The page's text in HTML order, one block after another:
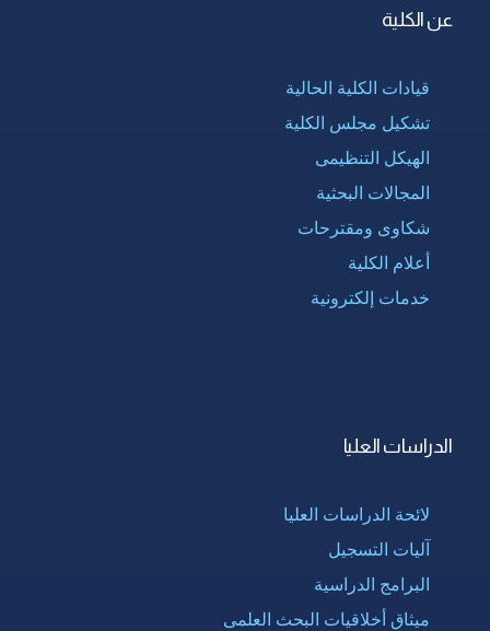
عن الكلية
قيادات الكلية الحالية
تشكيل مجلس الكلية
الهيكل التنظيمى
المجالات البحثية
شكاوى ومقترحات
أعلام الكلية
خدمات إلكترونية
الدراسات العليا
لائحة الدراسات العليا
آليات التسجيل
البرامج الدراسية
ميثاق أخلاقيات البحث العلمى